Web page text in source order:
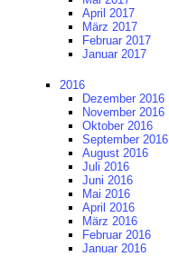
April 2017
März 2017
Februar 2017
Januar 2017
2016
Dezember 2016
November 2016
Oktober 2016
September 2016
August 2016
Juli 2016
Juni 2016
Mai 2016
April 2016
März 2016
Februar 2016
Januar 2016